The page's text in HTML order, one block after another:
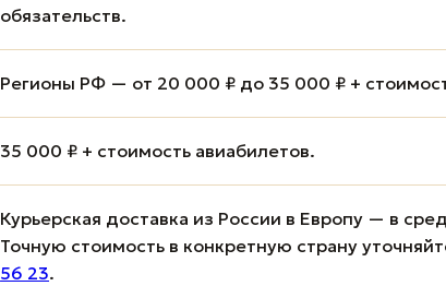
обязательств.
Регионы РФ — от 20 000 ₽ до 35 000 ₽ +
35 000 ₽ + стоимость авиабилетов.
Курьерская доставка из России в Европу — в
Точную стоимость в конкретную страну
56 23.